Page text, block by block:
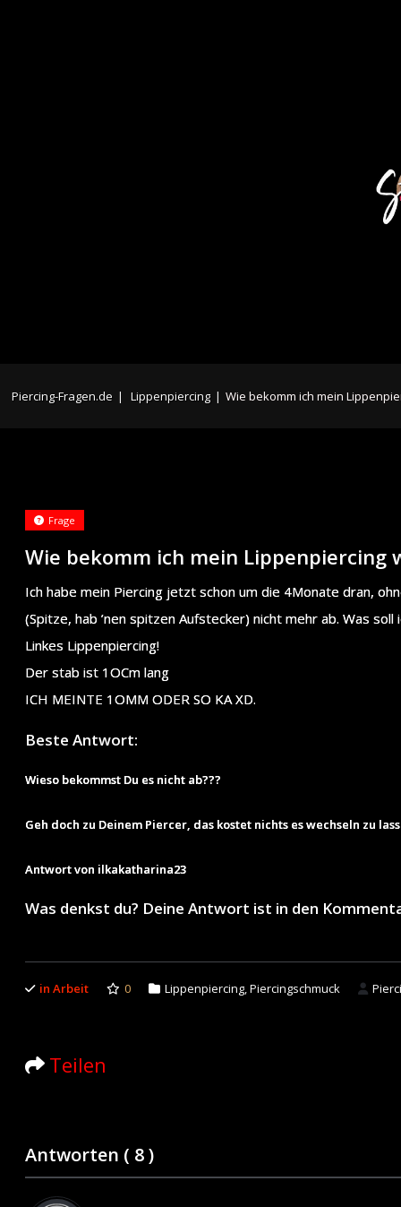
Piercing-Fragen.de | Lippenpiercing | Wie bekomm ich mein
Wie bekomm ich mein Lippenpiercing
Frage
Ich habe mein Piercing jetzt schon um die 4Monate dran,
(Spitze, hab ’nen spitzen Aufstecker) nicht mehr ab. Was
Linkes Lippenpiercing!
Der stab ist 1OCm lang
ICH MEINTE 1OMM ODER SO KA XD.
Beste Antwort:
Wieso bekommst Du es nicht ab???
Geh doch zu Deinem Piercer, das kostet nichts es wechseln zu
Antwort von ilkakatharina23
Was denkst du? Deine Antwort ist in den
in Arbeit 0 Lippenpiercing Piercingschmuck
Teilen
Antworten ( 8)